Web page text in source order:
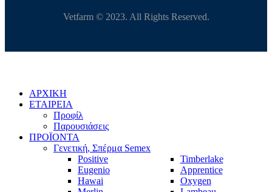
Vetfarm © 2023. All Rights Reserved.
ΑΡΧΙΚΗ
ΕΤΑΙΡΕΙΑ
Προφίλ
Παρουσιάσεις
ΠΡΟΪΟΝΤΑ
Γενετική, Σπέρμα Semex
Positive
Eugenio
Hawai
Timberlake
Apprentice
Oxygen